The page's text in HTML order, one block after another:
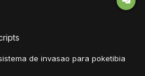
de invasao para poketibia